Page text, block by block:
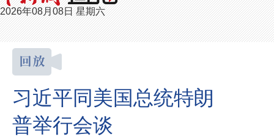
2026年08月08日 星期六
习近平同美国总统特朗
普举行会谈